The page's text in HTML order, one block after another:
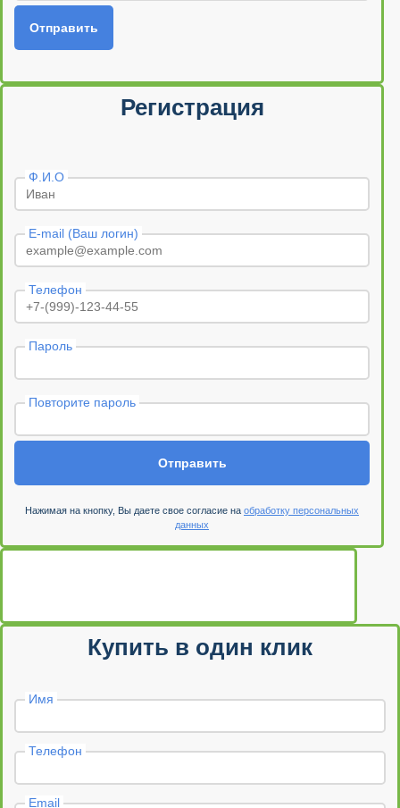
Отправить
Регистрация
Ф.И.О
E-mail (Ваш логин)
Телефон
Пароль
Повторите пароль
Отправить
Нажимая на кнопку, Вы даете свое согласие на обработку персональных
данных
Купить в один клик
Имя
Телефон
Email